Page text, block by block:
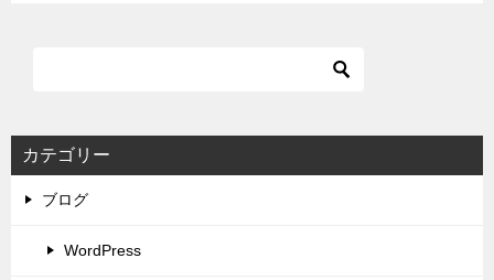
カテゴリー
ブログ
WordPress